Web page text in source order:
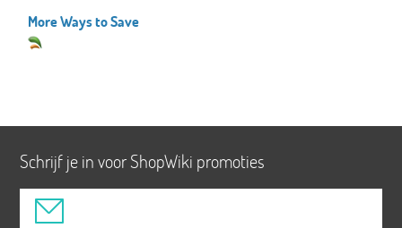
More Ways to Save
Schrijf je in voor ShopWiki promoties